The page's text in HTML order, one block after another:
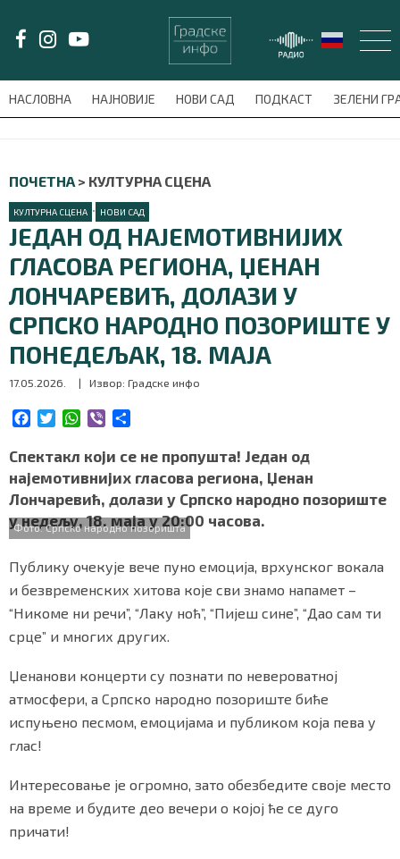
НАСЛОВНА НАЈНОВИЈЕ НОВИ САД ПОДКАСТ ЗЕЛЕНИ
meni'); $this_item = current( wp_filter_object_list(
ПОЧЕТНА > КУЛТУРНА СЦЕНА
КУЛТУРНА СЦЕНА • НОВИ САД
ЈЕДАН ОД НАЈЕМОТИВНИЈИХ
ГЛАСОВА РЕГИОНА, ЏЕНАН
ЛОНЧАРЕВИЋ, ДОЛАЗИ У
СРПСКО НАРОДНО ПОЗОРИШТЕ У
ПОНЕДЕЉАК, 18. МАЈА
17.05.2026. | Извор: Градске инфо
c
e
b
o
o
k
i
t
t
e
r
W
a
t
s
A
p
p
b
e
r
a
r
e
Спектакл који се не пропушта! Један од
најемотивнијих гласова региона, Џенан
Лончаревић, долази у Српско народно позориште
у недељу, 18. маја у 20:00 часова.
Фото: Српско народно позоришта
Публику очекује вече пуно емоција, врхунског вокала
и безвременских хитова које сви знамо напамет –
“Никоме ни речи”, “Лаку ноћ”, “Пијеш сине”, “Дао сам ти
срце” и многих других.
Џенанови концерти су познати по невероватној
атмосфери, а Српско народно позориште биће
испуњено песмом, емоцијама и публиком која пева у
глас!
Интересовање је огромно, зато обезбедите своје место
на време и будите део вечери о којој ће се дуго
причати!
LAT/ЋИР
НАЈНОВИЈЕ
НОВИ САД
ПОДКАСТ
ЗЕЛЕНИ ГРАД
ВИДЕО
СПЕЦИЈАЛИ
БЛОГ
СРБИЈА
СВЕТ
ЖИВОТ И СТИЛ
СПОРТ
redakcija@gradskeinfo.rs
ПРАТИТЕ НАС